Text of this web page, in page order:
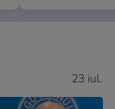
23 iul.